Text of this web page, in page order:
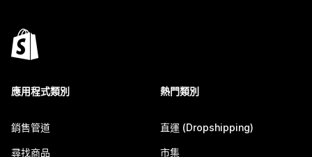
應用程式類別
銷售管道
尋找商品
熱門類別
直運 (Dropshipping)
市集